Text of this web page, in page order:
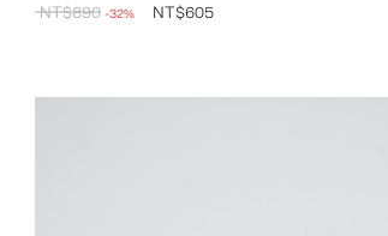
NT$890 -32% NT$605